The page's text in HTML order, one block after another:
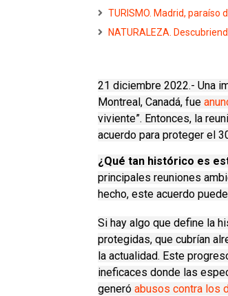
TURISMO. Madrid, paraíso
NATURALEZA.
21 diciembre 2022.- Una
Montreal, Canadá, fue
viviente”. Entonces, la
acuerdo para proteger el
¿Qué tan histórico es
principales reuniones
hecho, este acuerdo
Si hay algo que define la
protegidas, que cubrían
la actualidad. Este
ineficaces donde las
generó abusos contra los